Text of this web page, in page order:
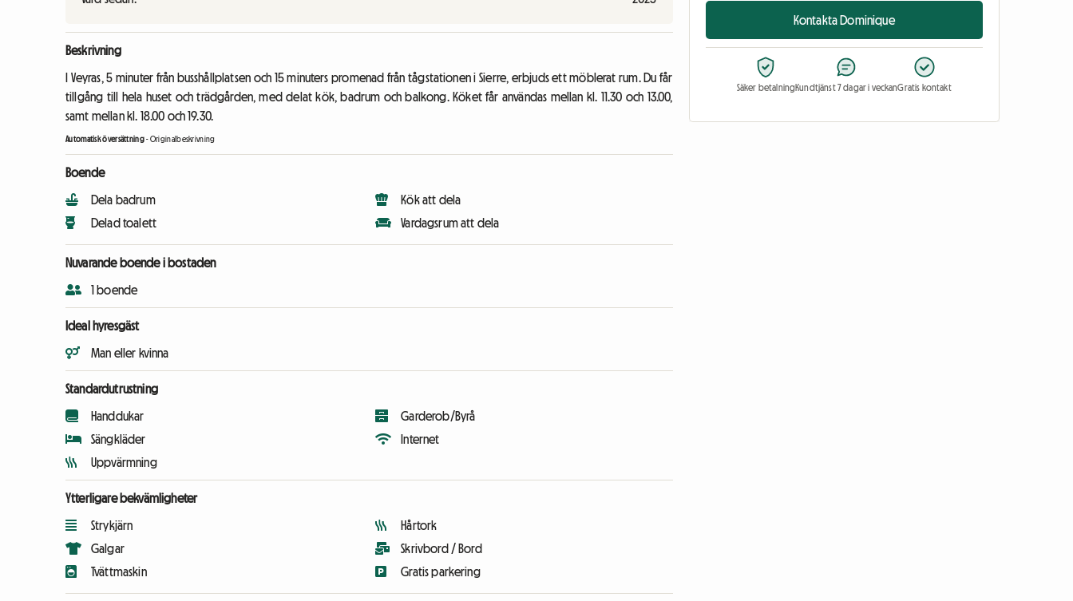
Beskrivning
I Veyras, 5 minuter från busshållplatsen och 15 minuters promenad från tågstationen i Sierre, erbjuds ett möblerat rum. Du får
tillgång till hela huset och trädgården, med delat kök, badrum och balkong. Köket får användas mellan kl. 11.30 och 13.00,
samt mellan kl. 18.00 och 19.30.
Automatisk översättning-Originalbeskrivning
Boende
Dela badrum
Delad toalett
Kök att dela
Vardagsrum att dela
Nuvarande boende i bostaden
1 boende
Ideal hyresgäst
Man eller kvinna
Standardutrustning
Handdukar
Sängkläder
Uppvärmning
Garderob/Byrå
Internet
Ytterligare bekvämligheter
Strykjärn
Galgar
Tvättmaskin
Hårtork
Skrivbord / Bord
Gratis parkering
Kontakta Dominique
Säker betalningKundtjänst 7 dagar i veckanGratis kontakt